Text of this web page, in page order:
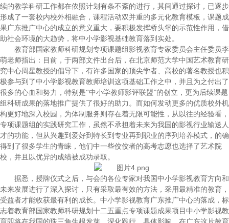
续的教学科研工作都在依照计划有条不紊的进行，其间通过探讨，已逐步
形成了一套校内校外相融合，课程活动双并重的多元化教育模板，课题成
果广东推广中心的成立的意义重大，要积极发挥桥头堡的示范性作用，借
助社会环境的大趋势，将中小学影视基础教育落到实处。
教育部国家教师科研规划专项课题组影视教育专家委员会主任委员李
萌老师指出：目前，于两部文件出台后，在北京师范大学中国艺术教育研
究中心周星教授的倡导下，有许多国家的顶尖学者、高校的著名教授也积
极参与到了中小学影视教育教师培训这项基础工作之中，并且为之付出了
很多的心血和努力，特别是“中小学教师影评联盟”的创立，更为后续课题
组科研成果的落地推广提供了很好的助力。而如何发动更多的优质校外机
构更好地深入校园，为体制服务则存在着无限可能性，从以往的经验看，
专项课题组的实践研究工作，虽然不承担着未来为我国的影视行业输送人
才的功能，但从兴趣到爱好到特长到专业再到职业的序列培养模式，的确
得到了很多学生的青睐，他们中一些佼佼者的高考志愿也选择了艺术院
校，并且以优异的成绩被成功录取。
据悉，授牌仪式之后，与会的各位专家对我国中小学影视教育方向和
未来发展进行了深入探讨，只有采取最有效的方法，采用最精准的教育，
受益者才能收获最有利的成长。中小学影视教育广东推广中心的落成，标
志着教育部国家教师科研规划十二五重点专项课题成果项目中小学影视教